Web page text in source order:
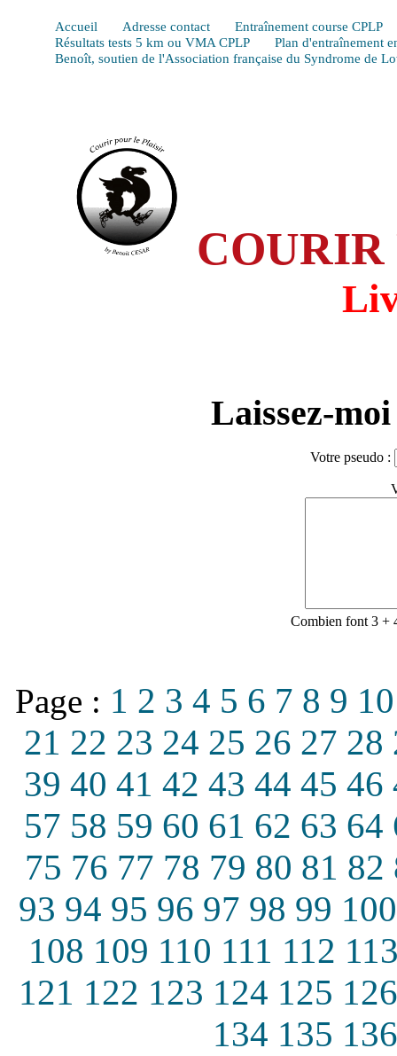
Accueil Adresse contact
Entraînement course CPLP
Résultats tests 5 km ou VMA CPLP
Plan d'entraînement
Benoît, soutien de l'Association française du Syndrome de
Laissez-
Votre pseudo :
Combien font 3 +
Page : 1 2 3 4 5 6 7 8 9 10
21 22 23 24 25 26 27 28
39 40 41 42 43 44 45 46
57 58 59 60 61 62 63 64
75 76 77 78 79 80 81 82
93 94 95 96 97 98 99 100
108 109 110 111 112
121 122 123 124 125 126
134 135 136